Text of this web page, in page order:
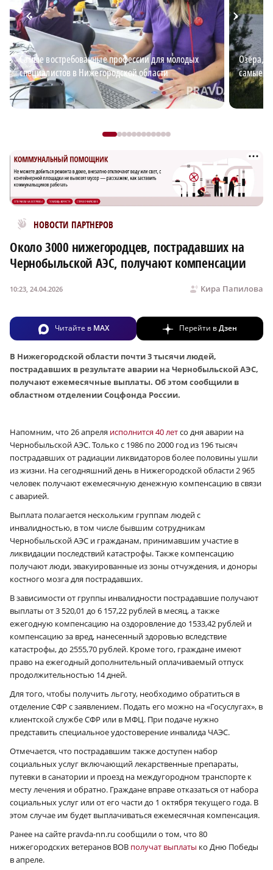
Самые востребованные профессии для молодых
специалистов в Нижегородской области
Озёра,
самые
НОВОСТИ ПАРТНЕРОВ
Новости МирТесен
Около 3000 нижегородцев, пострадавших на
Чернобыльской АЭС, получают компенсации
Кира Папилова
10:23, 24.04.2026
Читайте в MAX Перейти вДзен
В Нижегородской области почти 3 тысячи людей,
пострадавших в результате аварии на Чернобыльской АЭС,
получают ежемесячные выплаты. Об этом сообщили в
областном отделении Соцфонда России.
Напомним, что 26 апреля исполнится 40 летсо дня аварии на
Чернобыльской АЭС. Только с 1986 по 2000 год из 196 тысяч
пострадавших от радиации ликвидаторов более половины ушли
из жизни. На сегодняшний день в Нижегородской области 2 965
человек получают ежемесячную денежную компенсацию в связи
с аварией.
Выплата полагается нескольким группам людей с
инвалидностью, в том числе бывшим сотрудникам
Чернобыльской АЭС и гражданам, принимавшим участие в
ликвидации последствий катастрофы. Также компенсацию
получают люди, эвакуированные из зоны отчуждения, и доноры
костного мозга для пострадавших.
В зависимости от группы инвалидности пострадавшие получают
выплаты от 3 520,01 до 6 157,22 рублей в месяц, а также
ежегодную компенсацию на оздоровление до 1533,42 рублей и
компенсацию за вред, нанесенный здоровью вследствие
катастрофы, до 2555,70 рублей. Кроме того, граждане имеют
право на ежегодный дополнительный оплачиваемый отпуск
продолжительностью 14 дней.
Для того, чтобы получить льготу, необходимо обратиться в
отделение СФР с заявлением. Подать его можно на «Госуслугах», в
клиентской службе СФР или в МФЦ. При подаче нужно
представить специальное удостоверение инвалида ЧАЭС.
Отмечается, что пострадавшим также доступен набор
социальных услуг включающий лекарственные препараты,
путевки в санатории и проезд на междугородном транспорте к
месту лечения и обратно. Граждане вправе отказаться от набора
социальных услуг или от его части до 1 октября текущего года. В
этом случае им будет выплачиваться ежемесячная компенсация.
Ранее на сайте pravda-nn.ru сообщили о том, что 80
нижегородских ветеранов ВОВ получат выплаты ко Дню Победы
в апреле.